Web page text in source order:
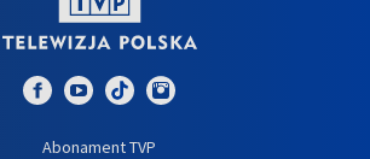
Abonament TVP